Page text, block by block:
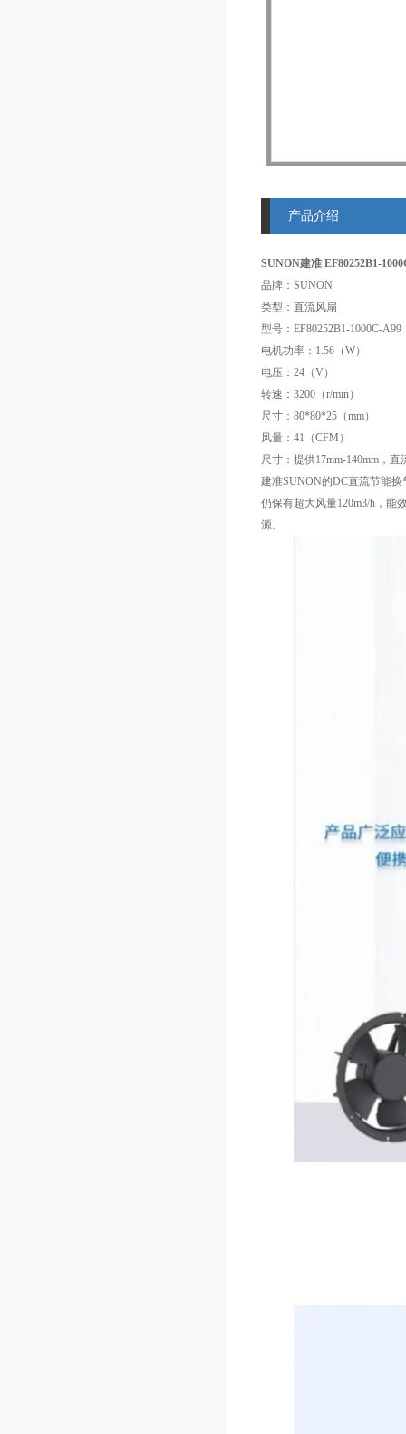
产品介绍
SUNON建准 EF80252B1-
品牌：SUNON
类型：直流风扇
型号：EF80252B1-1000C-A99
电机功率：1.56（W）
电压：24（V）
转速：3200（r/min）
尺寸：80*80*25（mm）
风量：41（CFM）
尺寸：提供17mm-140mm，
建准SUNON的DC直流节能
仍保有超大风量120m3/h，能
源。